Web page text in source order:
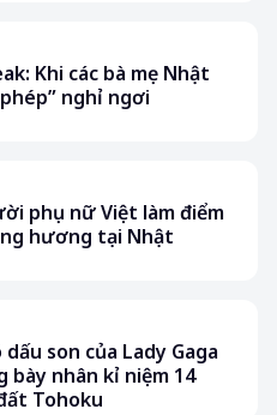
Khi các bà mẹ Nhật
nghỉ ngơi
phụ nữ Việt làm điểm
hương tại Nhật
son của Lady Gaga
nhân kỉ niệm 14
Tohoku